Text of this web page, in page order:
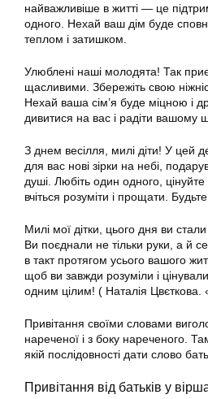
найважливіше в житті — це
одного. Нехай ваш дім буде
теплом і затишком.
Улюблені наші молодята! Так
щасливими. Збережіть свою
Нехай ваша сім’я буде міцною і
дивитися на вас і радіти вашому
З днем весілля, милі діти! У цей
для вас нові зірки на небі,
душі. Любіть один одного, цінуйте
вчіться розуміти і прощати.
Милі мої дітки, цього дня ви
Ви поєднали не тільки руки, а й
в такт протягом усього вашого
щоб ви завжди розуміли і
одним цілим! ( Наталія Цвєткова.
Привітання своїми словами
нареченої і з боку нареченого.
якій послідовності дати слово
Привітання від батьків у